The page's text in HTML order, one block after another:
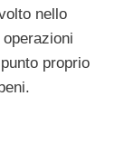
nello
proprio